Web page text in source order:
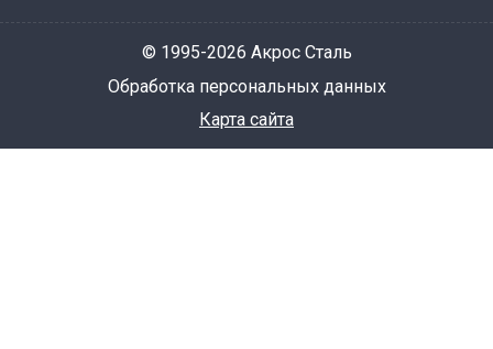
© 1995-2026 Акрос Сталь
Обработка персональных данных
Карта сайта